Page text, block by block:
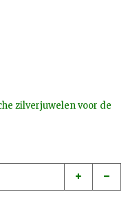
zilverjuwelen voor de